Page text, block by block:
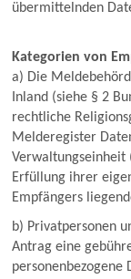
übermittelnden
Kategorien von
a) Die
Inland (siehe § 2
rechtliche
Melderegister
Verwaltungseinheit
Erfüllung ihrer
Empfängers
b) Privatpersonen
Antrag eine
personenbezogene